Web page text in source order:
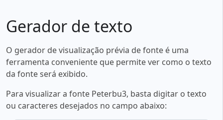
Gerador de texto
O gerador de visualização prévia de fonte é uma
ferramenta conveniente que permite ver como o texto
da fonte será exibido.
Para visualizar a fonte Peterbu3, basta digitar o texto
ou caracteres desejados no campo abaixo: